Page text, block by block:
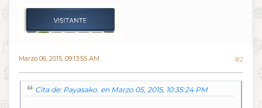
Marzo 06, 2015, 09:13:55 AM #2
Cita de: Payasako. en Marzo 05, 2015, 10:35:24 PM